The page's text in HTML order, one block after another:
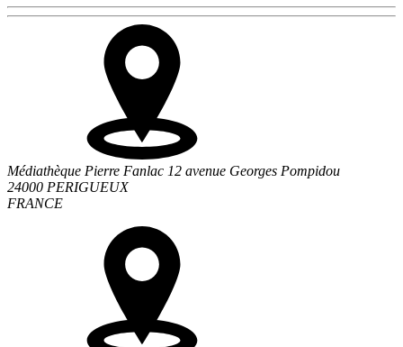
Médiathèque Pierre Fanlac 12 avenue Georges Pompidou
24000 PERIGUEUX
FRANCE